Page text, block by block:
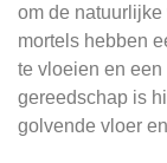
om de
mortels hebben
te vloeien en
gereedschap is
golvende vloer